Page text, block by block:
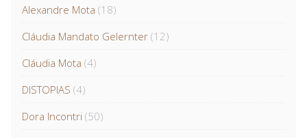
Alexandre Mota (18)
Cláudia Mandato Gelernter (12)
Cláudia Mota (4)
DISTOPIAS (4)
Dora Incontri (50)